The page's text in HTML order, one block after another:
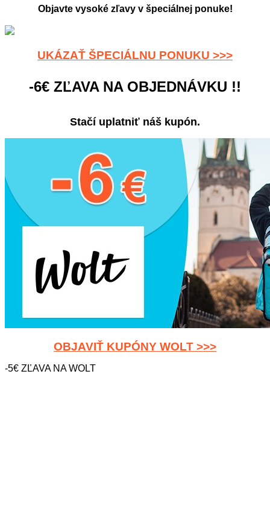
Objavte vysoké zľavy v špeciálnej ponuke!
UKÁZAŤ ŠPECIÁLNU PONUKU >>>
-6€ ZĽAVA NA OBJEDNÁVKU !!
Stačí uplatniť náš kupón.
OBJAVIŤ KUPÓNY WOLT >>>
-5€ ZĽAVA NA WOLT